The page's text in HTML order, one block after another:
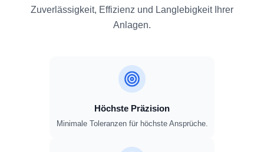
Zuverlässigkeit, Effizienz und Langlebigkeit Ihrer
Anlagen.
Höchste Präzision
Minimale Toleranzen für höchste Ansprüche.